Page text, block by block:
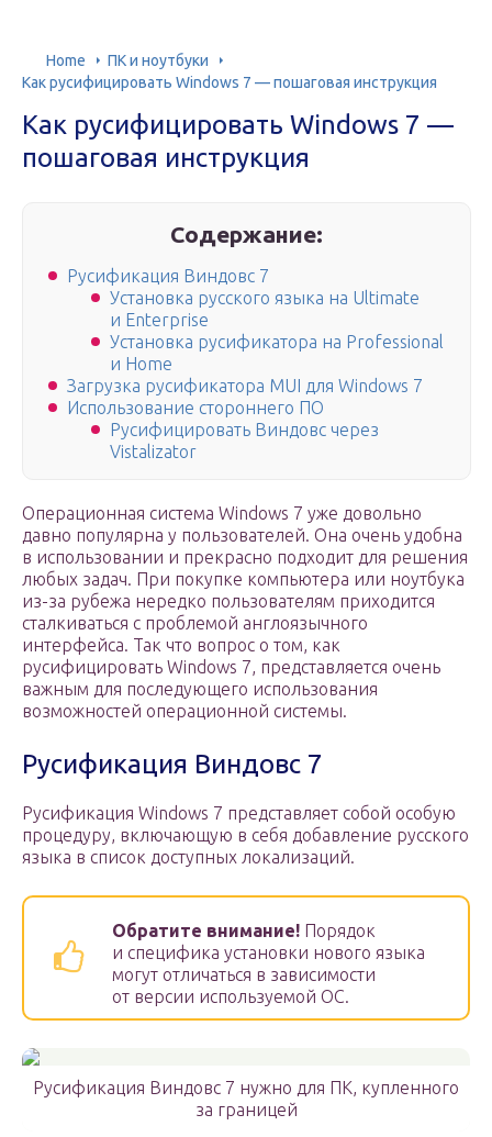
Home
ПК и ноутбуки
Как русифицировать Windows 7 — пошаговая инструкция
Как русифицировать Windows 7 —
пошаговая инструкция
Содержание:
Русификация Виндовс 7
Установка русского языка на Ultimate
и Enterprise
Установка русификатора на Professional
и Home
Загрузка русификатора MUI для Windows 7
Использование стороннего ПО
Русифицировать Виндовс через
Vistalizator
Операционная система Windows 7 уже довольно
давно популярна у пользователей. Она очень удобна
в использовании и прекрасно подходит для решения
любых задач. При покупке компьютера или ноутбука
из-за рубежа нередко пользователям приходится
сталкиваться с проблемой англоязычного
интерфейса. Так что вопрос о том, как
русифицировать Windows 7, представляется очень
важным для последующего использования
возможностей операционной системы.
Русификация Виндовс 7
Русификация Windows 7 представляет собой особую
процедуру, включающую в себя добавление русского
языка в список доступных локализаций.
Обратите внимание! Порядок
и специфика установки нового языка
могут отличаться в зависимости
от версии используемой ОС.
Русификация Виндовс 7 нужно для ПК, купленного
за границей